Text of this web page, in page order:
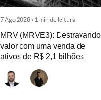
7 Ago 2026 • 1 min de leitura
MRV (MRVE3): Destravando
valor com uma venda de
ativos de R$ 2,1 bilhões